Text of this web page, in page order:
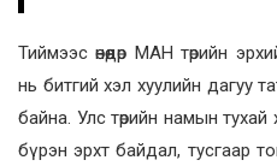
Тиймээс өнөөдөр МАН төрийн
нь битгий хэл хуулийн дагуу
байна. Улс төрийн намын
бүрэн эрхт байдал, тусгаар